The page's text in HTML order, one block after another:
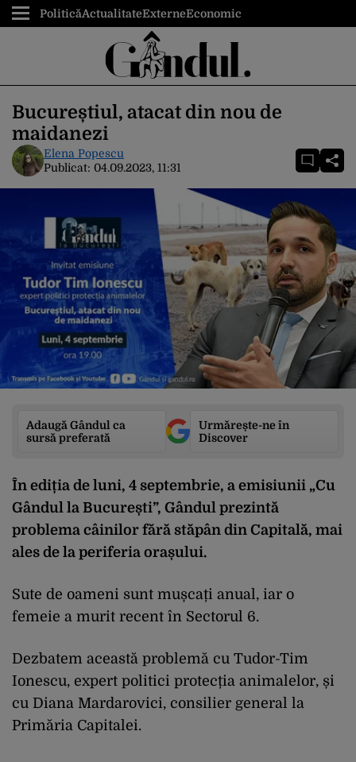
PoliticăActualitateExterneEconomic
Bucureștiul, atacat din nou de
maidanezi
Elena Popescu
Publicat: 04.09.2023, 11:31
Adaugă Gândul ca
sursă preferată
Urmărește-ne în
Discover
În ediția de luni, 4 septembrie, a emisiunii „Cu
Gândul la București”, Gândul prezintă
problema câinilor fără stăpân din Capitală, mai
ales de la periferia orașului.
Sute de oameni sunt mușcați anual, iar o
femeie a murit recent în Sectorul 6.
Dezbatem această problemă cu Tudor-Tim
Ionescu, expert politici protecția animalelor, și
cu Diana Mardarovici, consilier general la
Primăria Capitalei.